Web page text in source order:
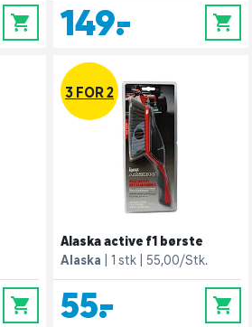
0 149,- 0
0
3 FOR 2
Alaska active f1 børste
Alaska
1 stk 55,00/Stk.
55,- 0